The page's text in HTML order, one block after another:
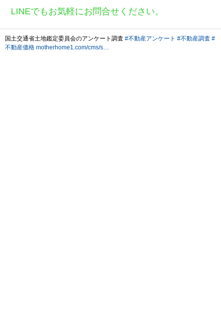
LINEでもお気軽にお問合せください。